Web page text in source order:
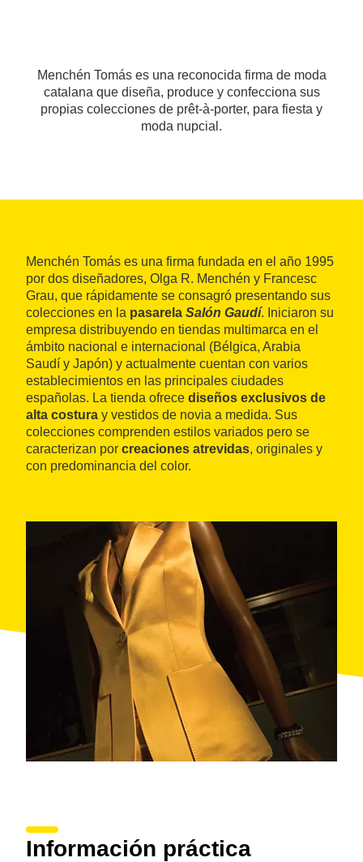
Menchén Tomás es una reconocida firma de moda
catalana que diseña, produce y confecciona sus
propias colecciones de prêt-à-porter, para fiesta y
moda nupcial.
Menchén Tomás es una firma fundada en el año 1995
por dos diseñadores, Olga R. Menchén y Francesc
Grau, que rápidamente se consagró presentando sus
colecciones en la pasarela Salón Gaudí. Iniciaron su
empresa distribuyendo en tiendas multimarca en el
ámbito nacional e internacional (Bélgica, Arabia
Saudí y Japón) y actualmente cuentan con varios
establecimientos en las principales ciudades
españolas. La tienda ofrece diseños exclusivos de
alta costura y vestidos de novia a medida. Sus
colecciones comprenden estilos variados pero se
caracterizan por creaciones atrevidas, originales y
con predominancia del color.
Información práctica